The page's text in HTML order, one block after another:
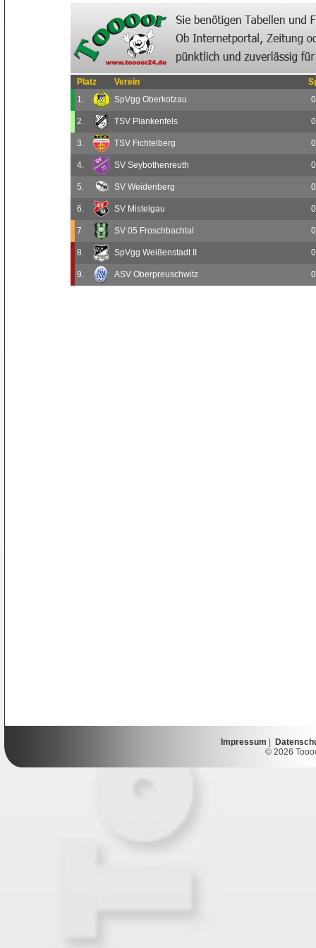
Platz Verein
1.
SpVgg Oberkotzau 0
2. TSV Plankenfels 0
3. TSV Fichtelberg 0
4. SV Seybothenreuth 0
5. SV Weidenberg 0
6. SV Mistelgau 0
7. SV 05 Froschbachtal 0
8. SpVgg Weißenstadt II 0
9. ASV Oberpreuschwitz 0
Impressum
© 2026